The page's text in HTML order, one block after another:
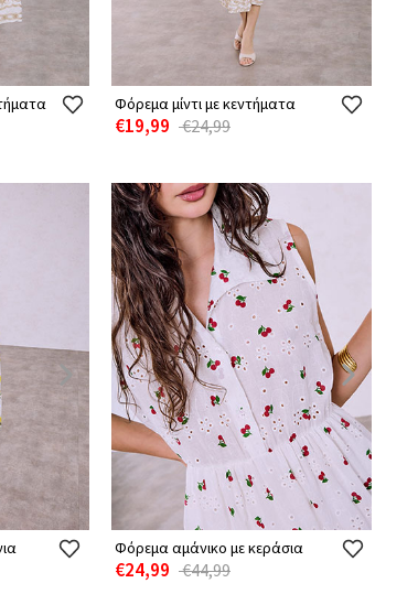
Φόρεμα μίντι με κεντήματα
€19,99 €24,99
Φόρεμα αμάνικο με κεράσια
€24,99 €44,99